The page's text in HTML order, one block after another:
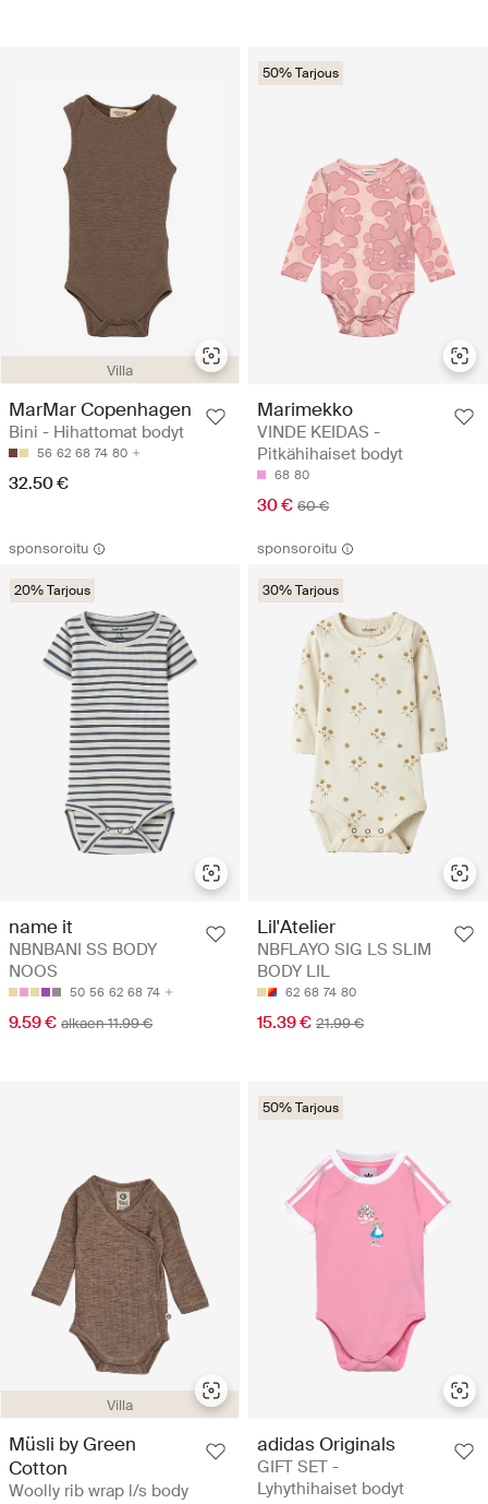
Villa
MarMar Copenhagen
Bini - Hihattomat bodyt
56 62 68 74 80
32.50 €
50% Tarjous
Marimekko
VINDE KEIDAS -
Pitkähihaiset bodyt
68 80
30 € 60 €
sponsoroitu
20% Tarjous
name it
NBNBANI SS BODY
NOOS
50 56 62 68 74
9.59 € alkaen 11.99 €
sponsoroitu
30% Tarjous
Lil'Atelier
NBFLAYO SIG LS SLIM
BODY LIL
62 68 74 80
15.39 € 21.99 €
Villa
Müsli by Green
Cotton
Woolly rib wrap l/s body
50% Tarjous
adidas Originals
GIFT SET -
Lyhythihaiset bodyt